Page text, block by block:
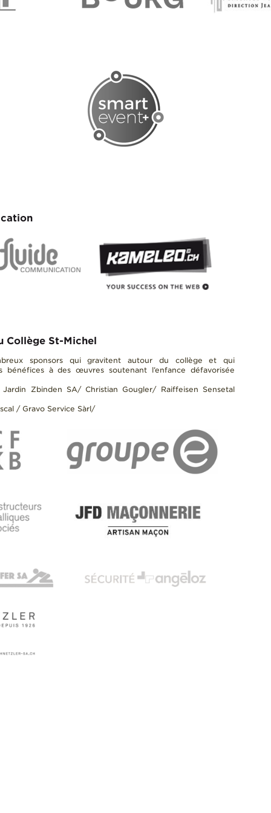
Collège St-Michel
sponsors qui gravitent autour du collège et qui
à des œuvres soutenant l’enfance défavorisée
Zbinden SA/ Christian Gougler/ Raiffeisen Sensetal
/ Gravo Service Sàrl/